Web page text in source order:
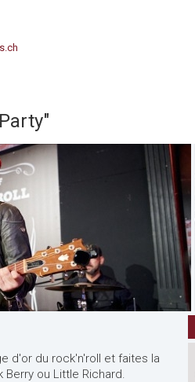
d'or du rock'n'roll et faites la
ou Little Richard.